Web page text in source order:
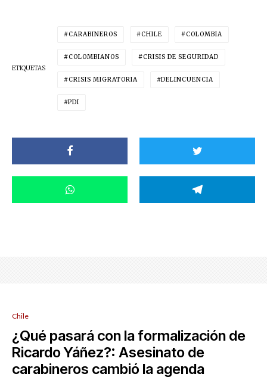
ETIQUETAS
CARABINEROS CHILE COLOMBIA
COLOMBIANOS CRISIS DE SEGURIDAD
CRISIS MIGRATORIA DELINCUENCIA
PDI
Chile
¿Qué pasará con la formalización de
Ricardo Yáñez?: Asesinato de
carabineros cambió la agenda